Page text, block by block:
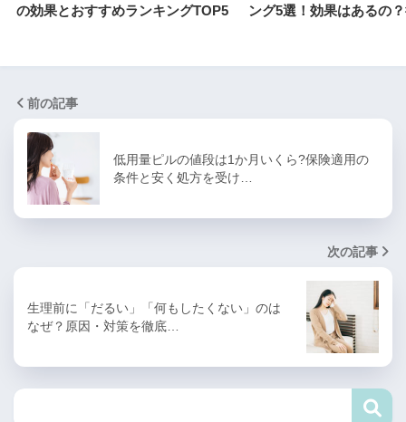
の効果とおすすめランキングTOP5
ング5選！効果はあるの
前の記事
低用量ピルの値段は1か月いくら?保険適用の
条件と安く処方を受け…
次の記事
生理前に「だるい」「何もしたくない」のは
なぜ？原因・対策を徹底…